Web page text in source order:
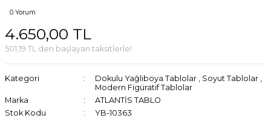
0 Yorum
4.650,00 TL
501,19 TL den başlayan taksitlerle!
Kategori Dokulu Yağlıboya Tablolar , Soyut Tablolar ,
Modern Figüratif Tablolar
Marka
ATLANTİS TABLO
Stok Kodu
YB-10363